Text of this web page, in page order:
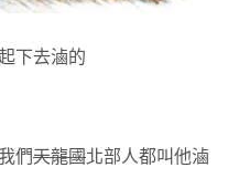
下去滷的
們天龍國北部人都叫他滷